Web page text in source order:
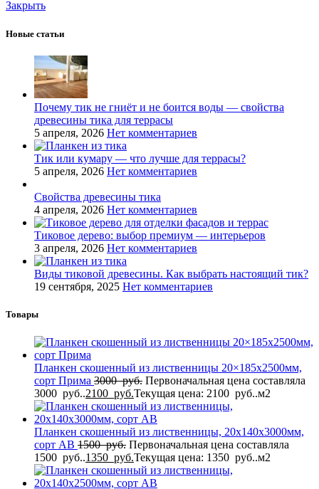
Закрыть
Новые статьи
Почему тик не гниёт и не боится воды — свойства
древесины тика для террасы
5 апреля, 2026 Нет комментариев
Тик или кумару — что лучше для террасы?
5 апреля, 2026 Нет комментариев
Свойства древесины тика
4 апреля, 2026 Нет комментариев
Тиковое дерево: выбор премиум — интерьеров
3 апреля, 2026 Нет комментариев
Виды тиковой древесины. Как выбрать настоящий тик?
19 сентября, 2025 Нет комментариев
Товары
Планкен скошенный из лиственницы 20×185x2500мм,
сорт Прима 3000руб. Первоначальная цена составляла
3000 руб..2100 руб.Текущая цена: 2100 руб..м2
Планкен скошенный из лиственницы, 20x140x3000мм,
сорт AB 1500руб. Первоначальная цена составляла
1500 руб..1350 руб.Текущая цена: 1350 руб..м2